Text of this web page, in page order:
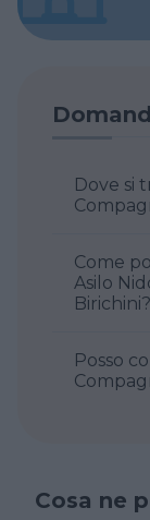
Dove si
Come
Asilo
Birichini?
Posso
Cosa ne